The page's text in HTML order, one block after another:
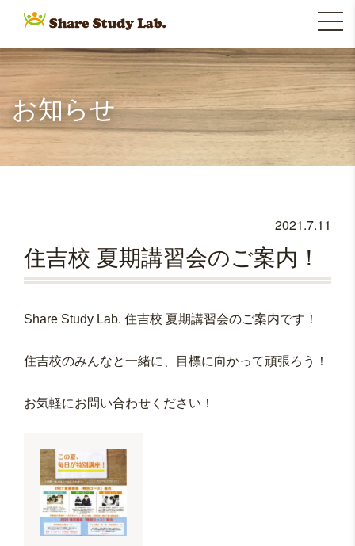
Skip
contentShare
Study Lab.
シェアスタディラボ(Share
Study Lab.)は、徳島県の沖
浜・阿南・住吉に教室を展
開する、お子様のワクワ
ク・ドキドキを大切に
「心」と「思考力」と「学
お知らせ
2021.7.11
住吉校 夏期講習会のご案内！
Share Study Lab. 住吉校 夏期講習会のご案内です！
住吉校のみんなと一緒に、目標に向かって頑張ろう！
お気軽にお問い合わせください！